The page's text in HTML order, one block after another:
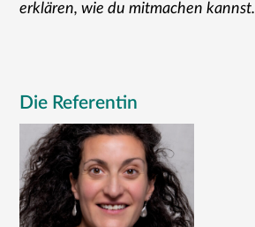
erklären, wie du mitmachen kannst.
Die Referentin